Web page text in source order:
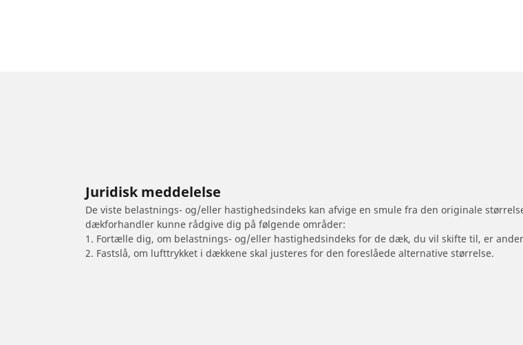
Juridisk meddelelse
De viste belastnings- og/eller hastighedsindeks kan afvige en smule fra den originale
dækforhandler kunne rådgive dig på følgende områder:
1. Fortælle dig, om belastnings- og/eller hastighedsindeks for de dæk, du vil skifte til, er
2. Fastslå, om lufttrykket i dækkene skal justeres for den foreslåede alternative størrelse.